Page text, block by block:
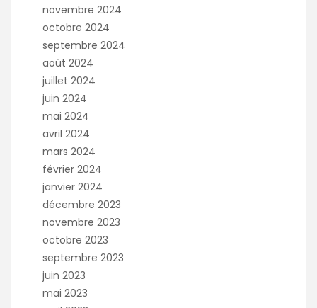
novembre 2024
octobre 2024
septembre 2024
août 2024
juillet 2024
juin 2024
mai 2024
avril 2024
mars 2024
février 2024
janvier 2024
décembre 2023
novembre 2023
octobre 2023
septembre 2023
juin 2023
mai 2023